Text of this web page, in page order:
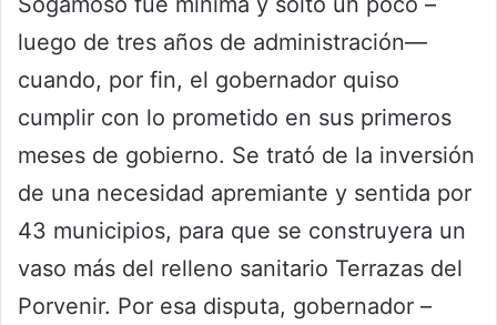
luego de tres años de administración—
cuando, por fin, el gobernador quiso
cumplir con lo prometido en sus primeros
meses de gobierno. Se trató de la inversión
de una necesidad apremiante y sentida por
43 municipios, para que se construyera un
vaso más del relleno sanitario Terrazas del
Porvenir. Por esa disputa, gobernador –